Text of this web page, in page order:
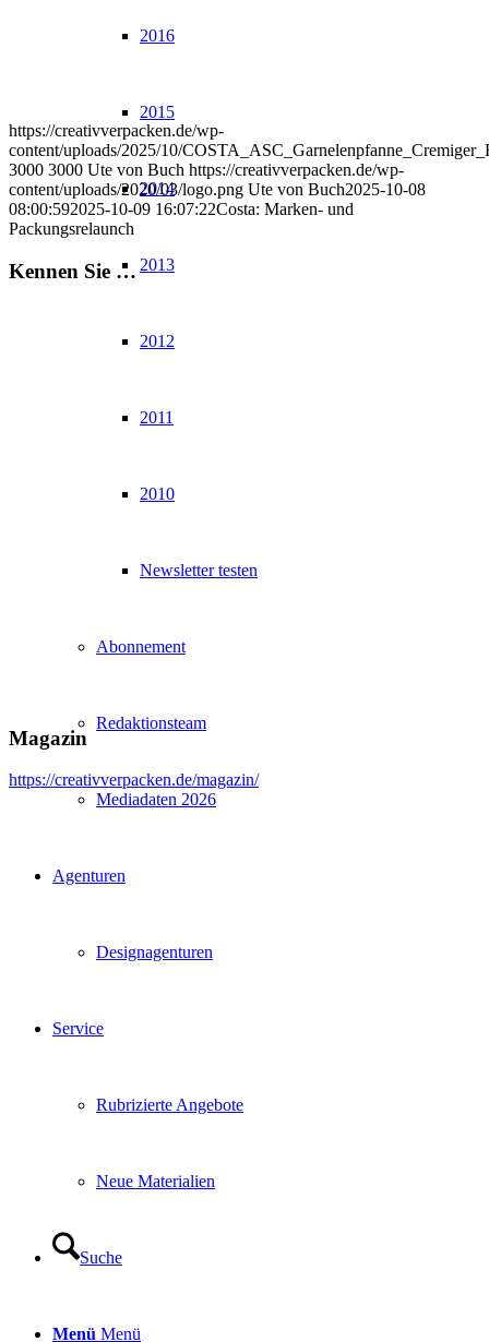
2016
2015
2014
2013
2012
2011
2010
Newsletter testen
Abonnement
Redaktionsteam
Mediadaten 2026
Agenturen
Designagenturen
Service
Rubrizierte Angebote
Neue Materialien
Suche
Menü Menü
https://creativverpacken.de/wp-
content/uploads/2025/10/
3000 3000 Ute von Buch https://creativverpacken.de/wp-
content/uploads/2020/03/logo.png Ute von Buch2025-10-08
08:00:592025-10-09 16:07:22Costa: Marken- und
Packungsrelaunch
Kennen Sie …
Magazin
https://creativverpacken.de/magazin/